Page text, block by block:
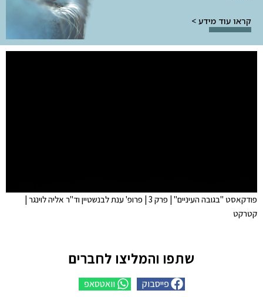
קראו עוד מידע >
פודקאסט "בגובה העיניים" | פרק 3 | פרופ' ענת לבנשטיין וד"ר אליה לוינגר |
קטרקט
שתפו והמליצו לחברים
פייסבוק וואטסאפ